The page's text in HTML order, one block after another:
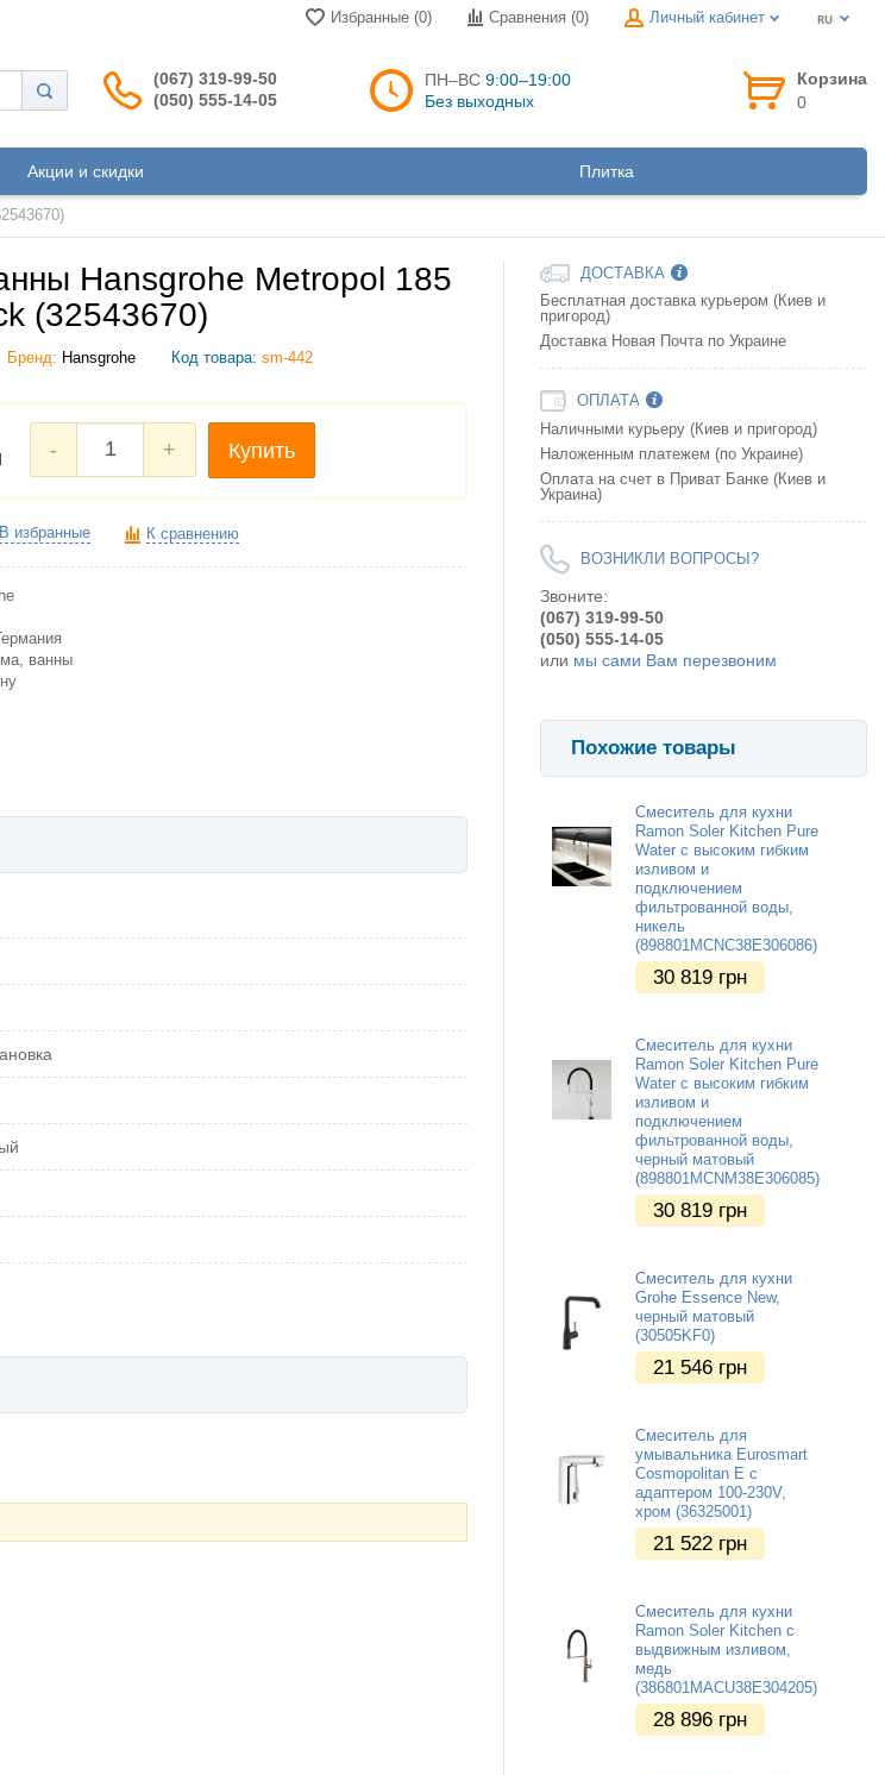
Избранные (0) Сравнения (0) Личный кабинет
(067) 319-99-50
(050) 555-14-05
ПН–ВС 9:00–19:00
Без выходных
Корзина
0
Акции и скидки Плитка
Hansgrohe Metropol 185
(32543670)
Бренд: Hansgrohe Код товара: sm-442
- + Купить
В избранные К сравнению
ванны
ДОСТАВКА
Бесплатная доставка курьером (Киев и
пригород)
Доставка Новая Почта по Украине
ОПЛАТА
Наличными курьеру (Киев и пригород)
Наложенным платежем (по Украине)
Оплата на счет в Приват Банке (Киев и
Украина)
ВОЗНИКЛИ ВОПРОСЫ?
Звоните:
(067) 319-99-50
(050) 555-14-05
или мы сами Вам перезвоним
Похожие товары
Смеситель для кухни
Ramon Soler Kitchen Pure
Water с высоким гибким
изливом и
подключением
фильтрованной воды,
никель
(898801MCNC38E306086)
30 819 грн
Смеситель для кухни
Ramon Soler Kitchen Pure
Water с высоким гибким
изливом и
подключением
фильтрованной воды,
черный матовый
(898801MCNM38E306085)
30 819 грн
Смеситель для кухни
Grohe Essence New,
черный матовый
(30505KF0)
21 546 грн
Смеситель для
умывальника Eurosmart
Cosmopolitan E с
адаптером 100-230V,
хром (36325001)
21 522 грн
Смеситель для кухни
Ramon Soler Kitchen с
выдвижным изливом,
медь
(386801MACU38E304205)
28 896 грн